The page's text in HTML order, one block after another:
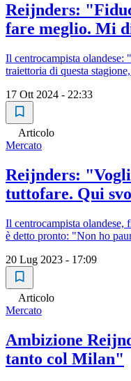
Reijnders:
fare meglio. Mi
Il centrocampista olandese:
traiettoria di questa
17 Ott 2024 - 22:33
Articolo
Mercato
Reijnders:
tuttofare. Qui
Il centrocampista olandese,
è detto pronto: "Non ho
20 Lug 2023 - 17:09
Articolo
Mercato
Ambizione
tanto col Milan"